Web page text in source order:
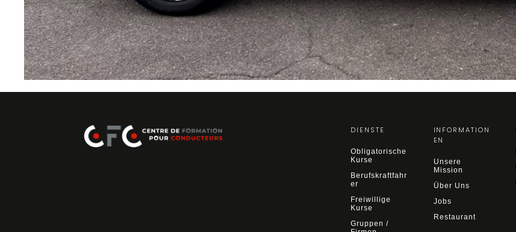
DIENSTE
Obligatorische
Kurse
Berufskraftfahr
er
Freiwillige
Kurse
Gruppen /
INFORMATION
EN
Unsere
Mission
Über Uns
Jobs
Restaurant